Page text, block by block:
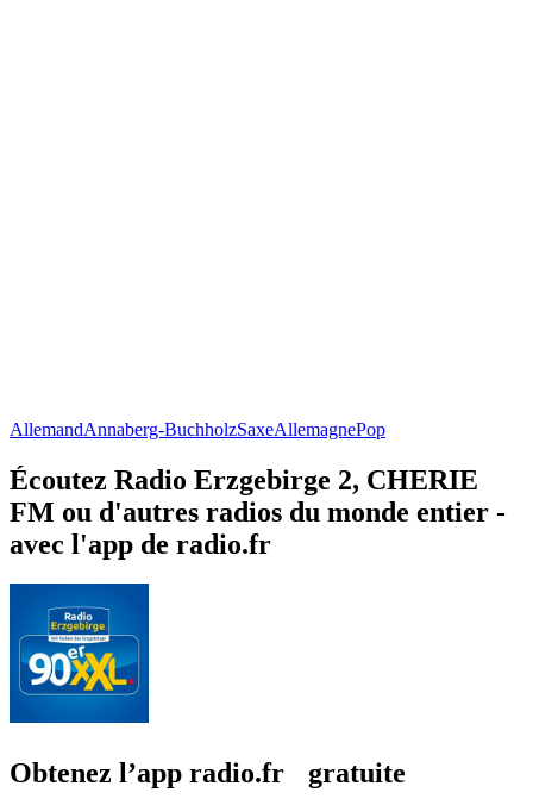
AllemandAnnaberg-BuchholzSaxeAllemagnePop
Écoutez Radio Erzgebirge 2, CHERIE
FM ou d'autres radios du monde entier -
avec l'app de radio.fr
Obtenez l’app radio.fr gratuite